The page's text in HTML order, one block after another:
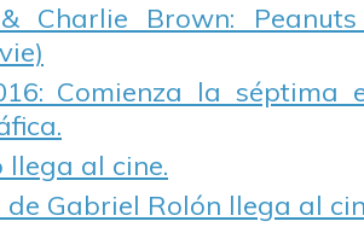
Charlie Brown:
Comienza la séptima
llega al cine.
de Gabriel Rolón llega al